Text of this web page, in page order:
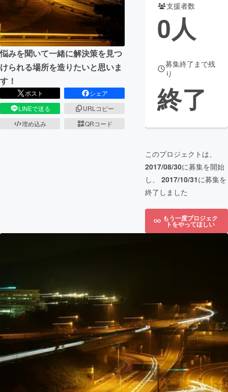
まちづくり・地域活性化
CAMPFIRE for Social Good
CAMPFIRE Creation
CAMPFIREふるさと納税machi-ya
悩みを聞いて一緒に解決策を見つ
けられる場所を造りたいと思いま
す！
ポスト
シェア
LINEで送る
URLコピー
埋め込み
QRコード
支援者数
0人
募集終了まで残
り
終了
このプロジェクトは、
2017/08/30に募集を開始
し、 2017/10/31に募集を
終了しました
もう一度プロジェク
トをやってほしい